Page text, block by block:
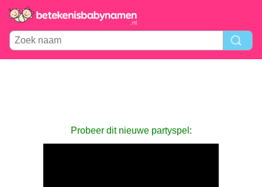
Probeer dit nieuwe partyspel: